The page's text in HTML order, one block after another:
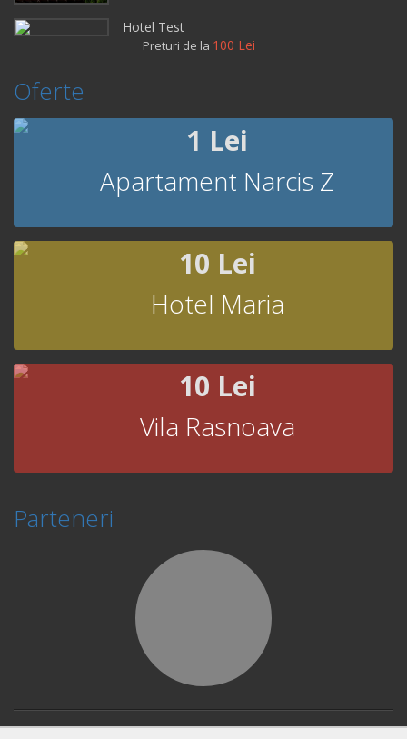
Hotel Test
Preturi de la 100 Lei
Oferte
1 Lei
Apartament Narcis Z
10 Lei
Hotel Maria
10 Lei
Vila Rasnoava
Parteneri
© Copyright 2026 Book Fast and Smart